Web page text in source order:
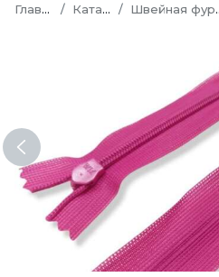
Главная Каталог Швейная фурнитура
Previous